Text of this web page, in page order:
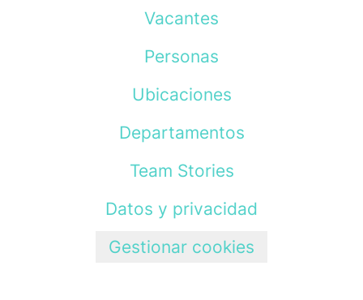
Vacantes
Personas
Ubicaciones
Departamentos
Team Stories
Datos y privacidad
Gestionar cookies